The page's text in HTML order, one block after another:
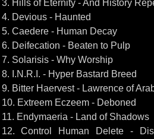
3. Hills of Eternity - And History
4. Devious - Haunted
5. Caedere - Human Decay
6. Deifecation - Beaten to Pulp
7. Solarisis - Why Worship
8. I.N.R.I. - Hyper Bastard Breed
9. Bitter Haervest - Lawrence of
10. Extreem Eczeem - Deboned
11. Endymaeria - Land of Shadows
12. Control Human Delete -